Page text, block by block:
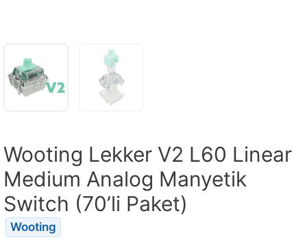
Wooting Lekker V2 L60 Linear
Medium Analog Manyetik
Switch (70’li Paket)
Wooting